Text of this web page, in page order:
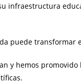
infraestructura
puede transformar
y hemos